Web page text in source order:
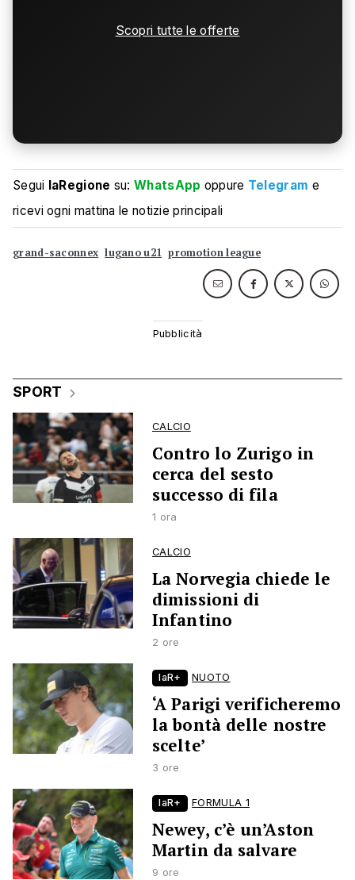
Scopri tutte le offerte
Segui laRegione su:WhatsApp oppure Telegram e
ricevi ogni mattina le notizie principali
grand-saconnex lugano u21 promotion league
SPORT
CALCIO
Contro lo Zurigo in
cerca del sesto
successo di fila
1 ora
CALCIO
La Norvegia chiede le
dimissioni di
Infantino
2 ore
laR+ NUOTO
‘A Parigi verificheremo
la bontà delle nostre
scelte’
3 ore
laR+ FORMULA 1
Newey, c’è un’Aston
Martin da salvare
9 ore